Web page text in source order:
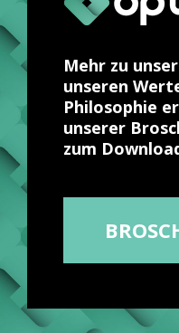
Mehr zu
unseren
Philosophie
unserer
zum